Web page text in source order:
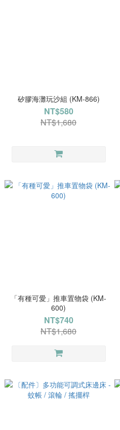
矽膠海灘玩沙組 (KM-866)
NT$580
NT$1,680
「有種可愛」推車置物袋 (KM-
600)
NT$740
NT$1,680